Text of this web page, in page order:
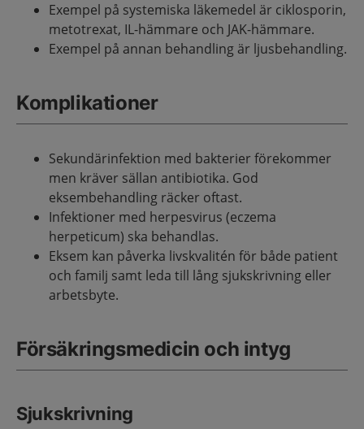
Exempel på systemiska läkemedel är ciklosporin,
metotrexat, IL-hämmare och JAK-hämmare.
Exempel på annan behandling är ljusbehandling.
Komplikationer
Sekundärinfektion med bakterier förekommer
men kräver sällan antibiotika. God
eksembehandling räcker oftast.
Infektioner med herpesvirus (eczema
herpeticum) ska behandlas.
Eksem kan påverka livskvalitén för både patient
och familj samt leda till lång sjukskrivning eller
arbetsbyte.
Försäkringsmedicin och intyg
Sjukskrivning